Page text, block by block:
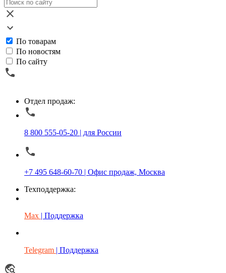
По товарам
По новостям
По сайту
Отдел продаж:
8 800 555-05-20 | для России
+7 495 648-60-70 | Офис продаж, Москва
Техподдержка:
Max | Поддержка
Telegram | Поддержка